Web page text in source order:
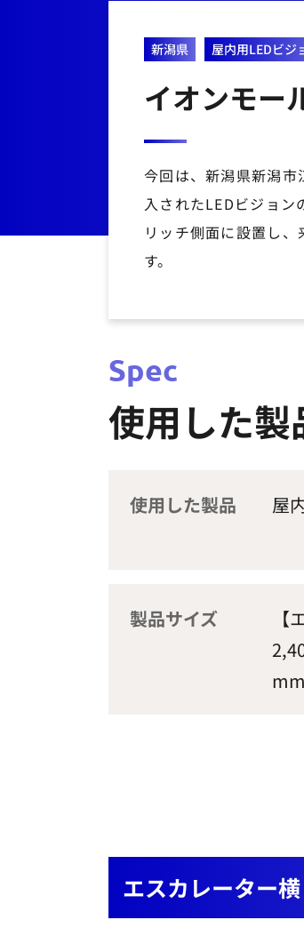
新潟県 屋内用LEDビジ
イオンモー
今回は、新潟県新潟
入されたLEDビジョン
リッチ側面に設置し
す。
Spec
使用した
使用した製品 屋
製品サイズ
エスカレーター